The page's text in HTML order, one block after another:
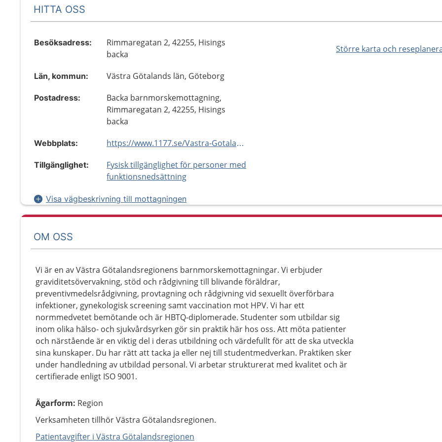
HITTA OSS
Större karta och
Besöksadress:
Rimmaregatan 2, 42255, Hisings
backa
Län, kommun: Västra Götalands län, Göteborg
Postadress:
Backa barnmorskemottagning,
Rimmaregatan 2, 42255, Hisings
backa
Webbplats: https://www.1177.se/Vastra-Gotaland/hitta-vard/kontaktkort/Backa-barnmorskemottagning-Hisings-Backa/
Tillgänglighet:
Fysisk tillgänglighet för personer med
funktionsnedsättning
Visa vägbeskrivning till mottagningen
OM OSS
Vi är en av Västra Götalandsregionens barnmorskemottagningar. Vi erbjuder
graviditetsövervakning, stöd och rådgivning till blivande föräldrar,
preventivmedelsrådgivning, provtagning och rådgivning vid sexuellt överförbara
infektioner, gynekologisk screening samt vaccination mot HPV. Vi har ett
normmedvetet bemötande och är HBTQ-diplomerade. Studenter som utbildar sig
inom olika hälso- och sjukvårdsyrken gör sin praktik här hos oss. Att möta patienter
och närstående är en viktig del i deras utbildning och värdefullt för att de ska utveckla
sina kunskaper. Du har rätt att tacka ja eller nej till studentmedverkan. Praktiken sker
under handledning av utbildad personal. Vi arbetar strukturerat med kvalitet och är
certifierade enligt ISO 9001.
Ägarform: Region
Verksamheten tillhör Västra Götalandsregionen.
Patientavgifter i Västra Götalandsregionen